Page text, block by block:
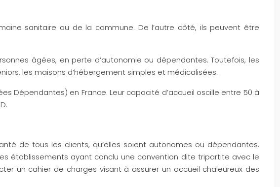
sanitaire ou de la commune. De l’autre côté, ils peuvent être
âgées, en perte d’autonomie ou dépendantes. Toutefois, les
les maisons d’hébergement simples et médicalisées.
Dépendantes) en France. Leur capacité d’accueil oscille entre 50 à
de tous les clients, qu’elles soient autonomes ou dépendantes.
établissements ayant conclu une convention dite tripartite avec le
un cahier de charges visant à assurer un accueil chaleureux des